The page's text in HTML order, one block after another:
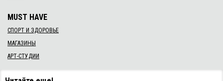
MUST HAVE
СПОРТ И ЗДОРОВЬЕ
МАГАЗИНЫ
АРТ-СТУДИИ